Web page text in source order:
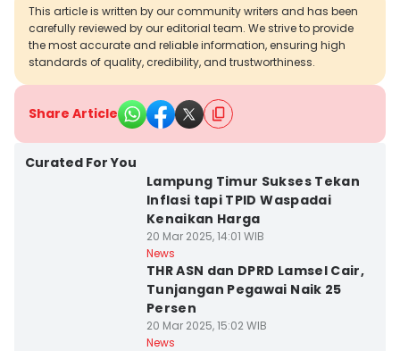
This article is written by our community writers and has been
carefully reviewed by our editorial team. We strive to provide
the most accurate and reliable information, ensuring high
standards of quality, credibility, and trustworthiness.
Share Article
Curated For You
Lampung Timur Sukses Tekan
Inflasi tapi TPID Waspadai
Kenaikan Harga
20 Mar 2025, 14:01 WIB
News
THR ASN dan DPRD Lamsel Cair,
Tunjangan Pegawai Naik 25
Persen
20 Mar 2025, 15:02 WIB
News